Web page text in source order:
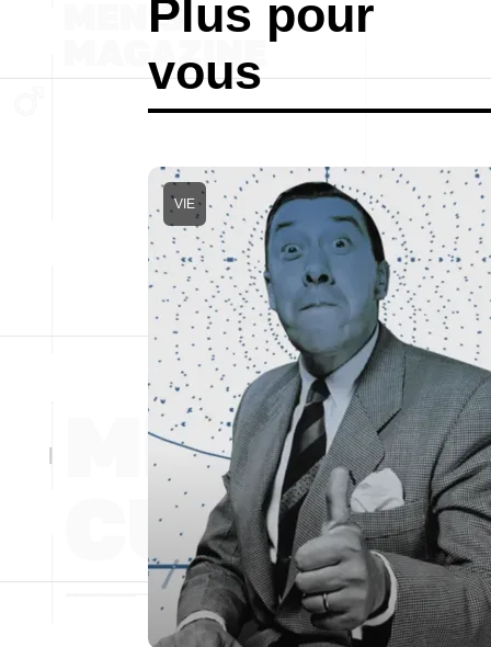
Plus pour
vous
VIE